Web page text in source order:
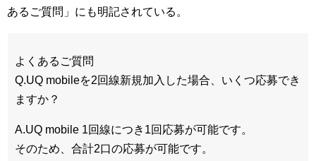
あるご質問」にも明記されている。
よくあるご質問
Q.UQ mobileを2回線新規加入した場合、いくつ応募でき
ますか？
A.UQ mobile 1回線につき1回応募が可能です。
そのため、合計2口の応募が可能です。